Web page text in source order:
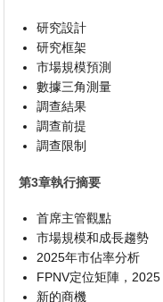
研究設計
研究框架
市場規模預測
數據三角測量
調查結果
調查前提
調查限制
第3章執行摘要
首席主管觀點
市場規模和成長趨勢
2025年市佔率分析
FPNV定位矩陣，2025
新的商機